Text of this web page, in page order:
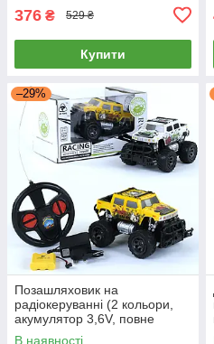
376 ₴ 529 ₴
Купити
–29%
Позашляховик на
радіокеруванні (2 кольори,
акумулятор 3,6V, повне
керування) 6142 Q
В наявності